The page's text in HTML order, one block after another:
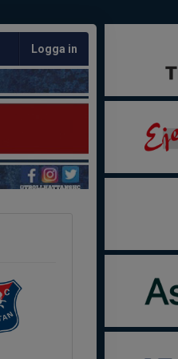
Logga in